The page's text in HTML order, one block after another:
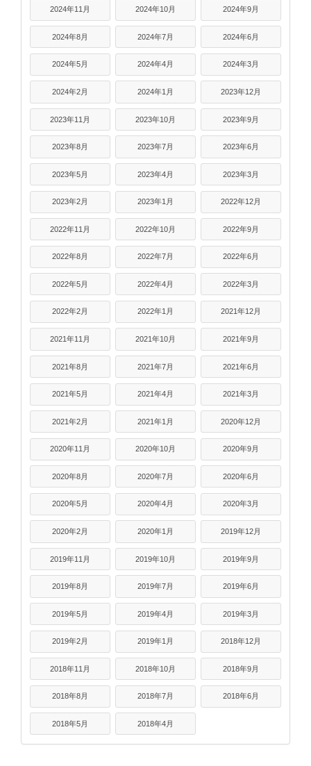
2024年11月 2024年10月 2024年9月
2024年8月 2024年7月 2024年6月
2024年5月 2024年4月 2024年3月
2024年2月 2024年1月 2023年12月
2023年11月 2023年10月 2023年9月
2023年8月 2023年7月 2023年6月
2023年5月 2023年4月 2023年3月
2023年2月 2023年1月 2022年12月
2022年11月 2022年10月 2022年9月
2022年8月 2022年7月 2022年6月
2022年5月 2022年4月 2022年3月
2022年2月 2022年1月 2021年12月
2021年11月 2021年10月 2021年9月
2021年8月 2021年7月 2021年6月
2021年5月 2021年4月 2021年3月
2021年2月 2021年1月 2020年12月
2020年11月 2020年10月 2020年9月
2020年8月 2020年7月 2020年6月
2020年5月 2020年4月 2020年3月
2020年2月 2020年1月 2019年12月
2019年11月 2019年10月 2019年9月
2019年8月 2019年7月 2019年6月
2019年5月 2019年4月 2019年3月
2019年2月 2019年1月 2018年12月
2018年11月 2018年10月 2018年9月
2018年8月 2018年7月 2018年6月
2018年5月 2018年4月